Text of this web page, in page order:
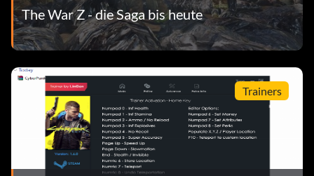
The War Z - die Saga bis heute
Trainers